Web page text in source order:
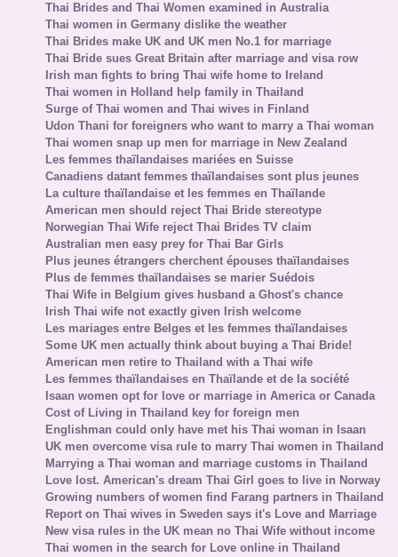
Thai Brides and Thai Women examined in Australia
Thai women in Germany dislike the weather
Thai Brides make UK and UK men No.1 for marriage
Thai Bride sues Great Britain after marriage and visa row
Irish man fights to bring Thai wife home to Ireland
Thai women in Holland help family in Thailand
Surge of Thai women and Thai wives in Finland
Udon Thani for foreigners who want to marry a Thai woman
Thai women snap up men for marriage in New Zealand
Les femmes thaïlandaises mariées en Suisse
Canadiens datant femmes thaïlandaises sont plus jeunes
La culture thaïlandaise et les femmes en Thaïlande
American men should reject Thai Bride stereotype
Norwegian Thai Wife reject Thai Brides TV claim
Australian men easy prey for Thai Bar Girls
Plus jeunes étrangers cherchent épouses thaïlandaises
Plus de femmes thaïlandaises se marier Suédois
Thai Wife in Belgium gives husband a Ghost's chance
Irish Thai wife not exactly given Irish welcome
Les mariages entre Belges et les femmes thaïlandaises
Some UK men actually think about buying a Thai Bride!
American men retire to Thailand with a Thai wife
Les femmes thaïlandaises en Thaïlande et de la société
Isaan women opt for love or marriage in America or Canada
Cost of Living in Thailand key for foreign men
Englishman could only have met his Thai woman in Isaan
UK men overcome visa rule to marry Thai women in Thailand
Marrying a Thai woman and marriage customs in Thailand
Love lost. American's dream Thai Girl goes to live in Norway
Growing numbers of women find Farang partners in Thailand
Report on Thai wives in Sweden says it's Love and Marriage
New visa rules in the UK mean no Thai Wife without income
Thai women in the search for Love online in Thailand